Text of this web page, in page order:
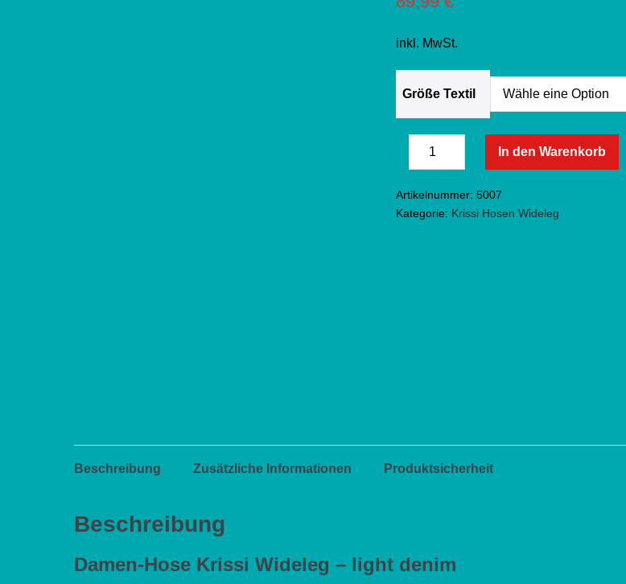
inkl. MwSt.
Größe Textil
Menge
verringern
Krissi
Jeans
Fritzi
Wideleg
erhöhen
In den Warenkorb
Artikelnummer: 5007
Kategorie: Krissi Hosen Wideleg
Beschreibung Zusätzliche Informationen Produktsicherheit
Beschreibung
Damen-Hose Krissi Wideleg – light denim